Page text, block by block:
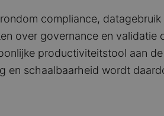
compliance,
over governance en
productiviteitstool aan
en schaalbaarheid wordt